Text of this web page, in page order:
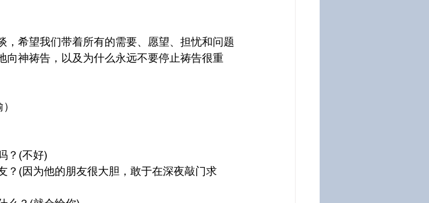
希望我们带着所有的需要、愿望、担忧和问题
神祷告，以及为什么永远不要停止祷告很重
？(不好)
？(因为他的朋友很大胆，敢于在深夜敲门求